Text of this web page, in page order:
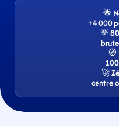
🌟
+4 000
💸
🧭
🚀
centre